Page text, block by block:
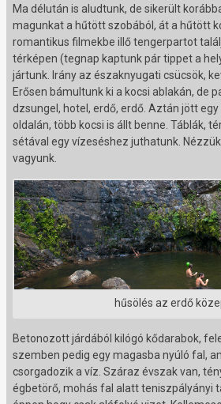
Ma délután is aludtunk, de sikerült
magunkat a hűtött szobából, át a hűtött
romantikus filmekbe illő tengerpartot
térképen (tegnap kaptunk pár tippet a
jártunk. Irány az északnyugati csücsök,
Erősen bámultunk ki a kocsi ablakán, de
dzsungel, hotel, erdő, erdő. Aztán jött
oldalán, több kocsi is állt benne. Táblák,
sétával egy vízeséshez juthatunk.
vagyunk.
hűsölés az erdő
Betonozott járdából kilógó kődarabok,
szemben pedig egy magasba nyúló fal,
csorgadozik a víz. Száraz évszak van,
égbetörő, mohás fal alatt teniszpályányi